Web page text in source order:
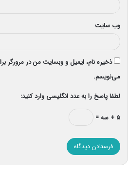
وب‌ سایت
ذخیره نام، ایمیل و وبسایت من در مرورگر
می‌نویسم.
لطفا پاسخ را به عدد انگلیسی وارد کنید:
۵ + سه =